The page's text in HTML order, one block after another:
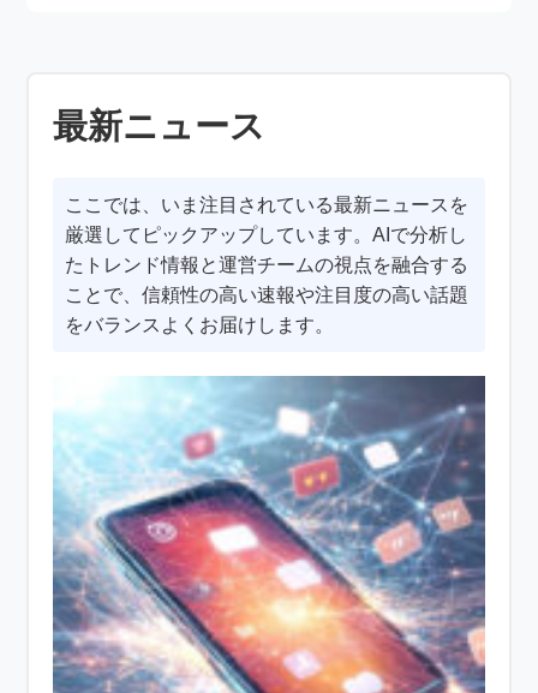
最新ニュース
ここでは、いま注目されている最新ニュースを
厳選してピックアップしています。AIで分析し
たトレンド情報と運営チームの視点を融合する
ことで、信頼性の高い速報や注目度の高い話題
をバランスよくお届けします。